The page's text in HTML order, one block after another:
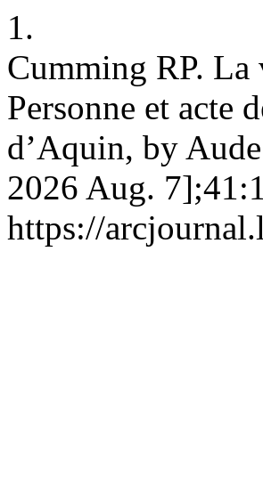
1.
Cumming RP. La
Personne et acte
d’Aquin, by
2026 Aug.
https://